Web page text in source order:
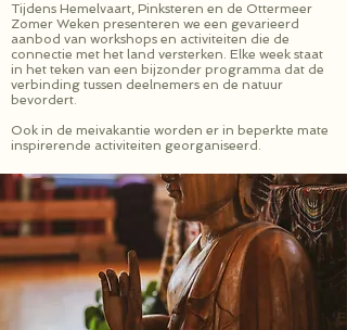
Tijdens Hemelvaart, Pinksteren en de Ottermeer
Zomer Weken presenteren we een gevarieerd
aanbod van workshops en activiteiten die de
connectie met het land versterken. Elke week staat
in het teken van een bijzonder programma dat de
verbinding tussen deelnemers en de natuur
bevordert.
Ook in de meivakantie worden er in beperkte mate
inspirerende activiteiten georganiseerd.